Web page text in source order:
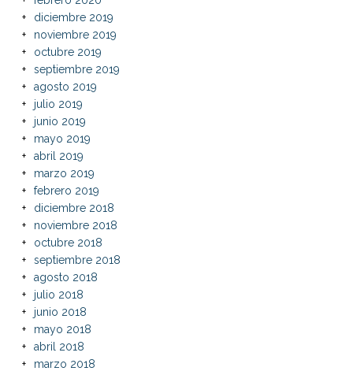
diciembre 2019
noviembre 2019
octubre 2019
septiembre 2019
agosto 2019
julio 2019
junio 2019
mayo 2019
abril 2019
marzo 2019
febrero 2019
diciembre 2018
noviembre 2018
octubre 2018
septiembre 2018
agosto 2018
julio 2018
junio 2018
mayo 2018
abril 2018
marzo 2018